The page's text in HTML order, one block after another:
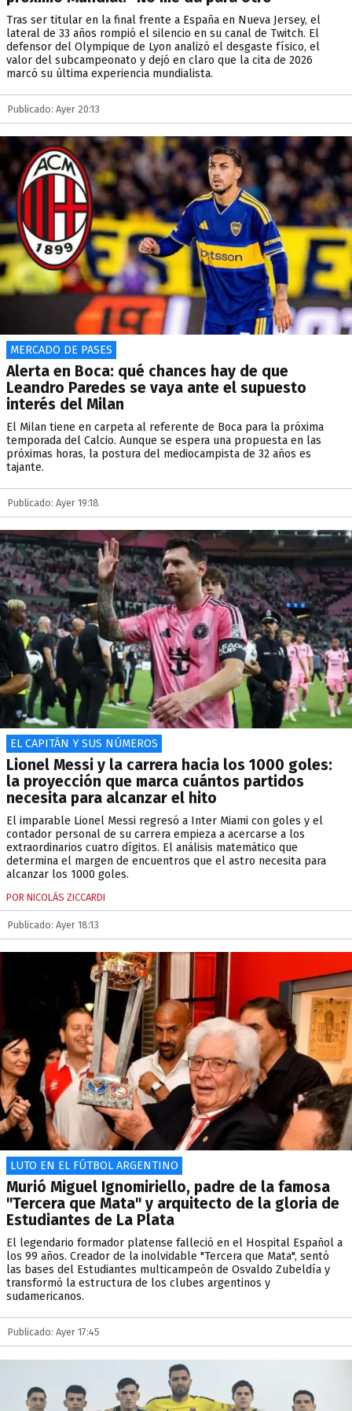
Tras ser titular en la final frente a España en Nueva Jersey, el
lateral de 33 años rompió el silencio en su canal de Twitch. El
defensor del Olympique de Lyon analizó el desgaste físico, el
valor del subcampeonato y dejó en claro que la cita de 2026
marcó su última experiencia mundialista.
Publicado: Ayer 20:13
MERCADO DE PASES
Alerta en Boca: qué chances hay de que
Leandro Paredes se vaya ante el supuesto
interés del Milan
El Milan tiene en carpeta al referente de Boca para la próxima
temporada del Calcio. Aunque se espera una propuesta en las
próximas horas, la postura del mediocampista de 32 años es
tajante.
Publicado: Ayer 19:18
EL CAPITÁN Y SUS NÚMEROS
Lionel Messi y la carrera hacia los 1000 goles:
la proyección que marca cuántos partidos
necesita para alcanzar el hito
El imparable Lionel Messi regresó a Inter Miami con goles y el
contador personal de su carrera empieza a acercarse a los
extraordinarios cuatro dígitos. El análisis matemático que
determina el margen de encuentros que el astro necesita para
alcanzar los 1000 goles.
POR NICOLÁS ZICCARDI
Publicado: Ayer 18:13
LUTO EN EL FÚTBOL ARGENTINO
Murió Miguel Ignomiriello, padre de la famosa
"Tercera que Mata" y arquitecto de la gloria de
Estudiantes de La Plata
El legendario formador platense falleció en el Hospital Español a
los 99 años. Creador de la inolvidable "Tercera que Mata", sentó
las bases del Estudiantes multicampeón de Osvaldo Zubeldía y
transformó la estructura de los clubes argentinos y
sudamericanos.
Publicado: Ayer 17:45